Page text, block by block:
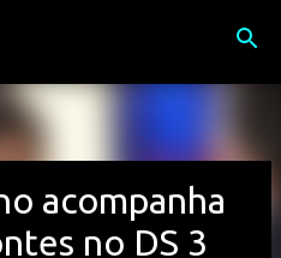
principal
acompanha
no DS 3